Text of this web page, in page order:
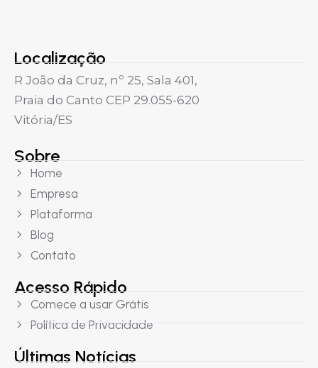
Localização
R João da Cruz, nº 25, Sala 401,
Praia do Canto CEP 29.055-620
Vitória/ES
Sobre
Home
Empresa
Plataforma
Blog
Contato
Acesso Rápido
Comece a usar Grátis
Política de Privacidade
Últimas Notícias